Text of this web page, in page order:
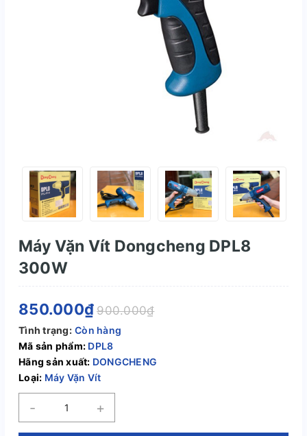
Máy Vặn Vít Dongcheng DPL8
300W
850.000₫ 900.000₫
Tình trạng: Còn hàng
Mã sản phẩm: DPL8
Hãng sản xuất: DONGCHENG
Loại: Máy Vặn Vít
- +